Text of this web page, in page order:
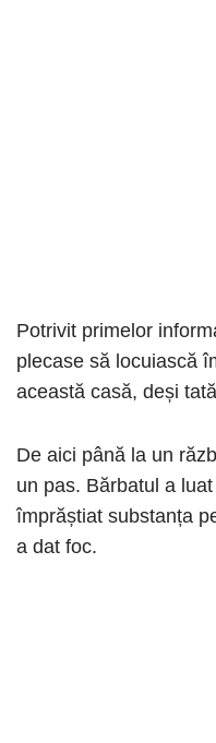
Potrivit primelor
plecase să locuiască
această casă, deși
De aici până la un
un pas. Bărbatul a
împrăștiat substanța
a dat foc.